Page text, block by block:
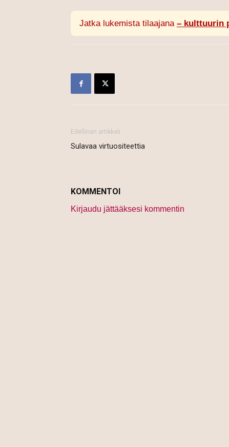
Jatka lukemista tilaajana – kulttuurin
Edellinen artikkeli
Sulavaa virtuositeettia
KOMMENTOI
Kirjaudu jättääksesi kommentin